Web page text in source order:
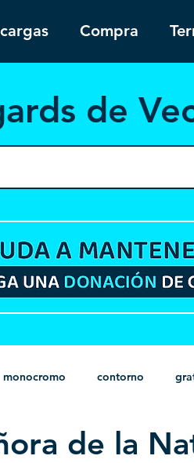
Compra
ds de
monocromo contorno
HD sin fondo
de la